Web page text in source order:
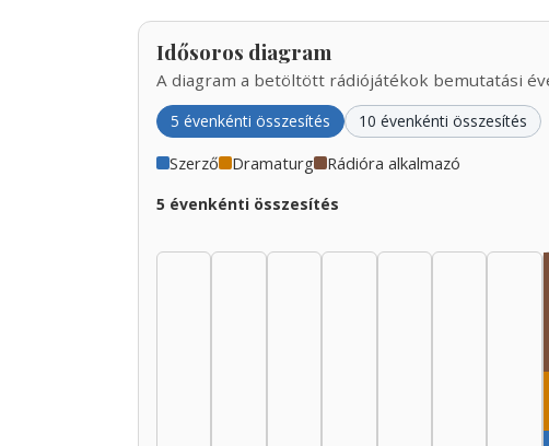
Idősoros diagram
A diagram a betöltött rádiójátékok bemutatási
5 évenkénti összesítés 10 évenkénti összesítés
Szerző Dramaturg Rádióra alkalmazó
5 évenkénti összesítés